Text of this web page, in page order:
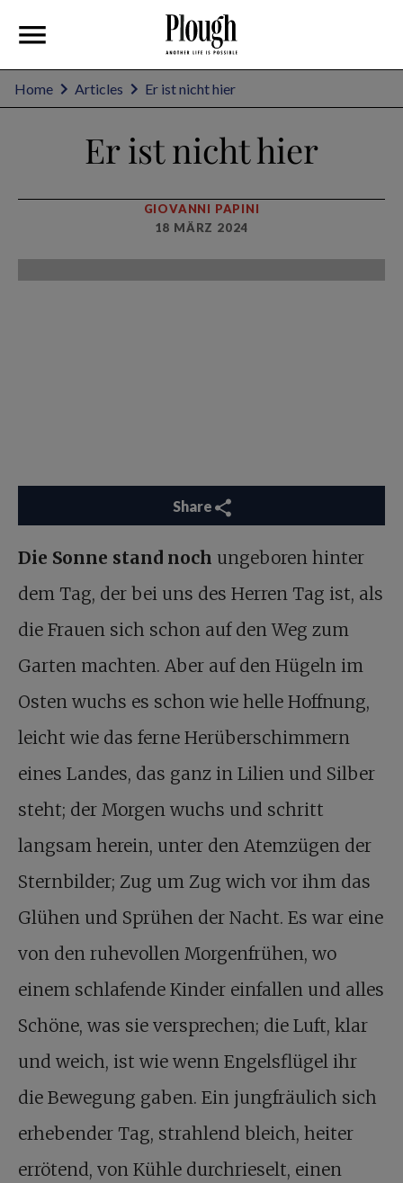
Home Articles Er ist nicht hier
Er ist nicht hier
GIOVANNI PAPINI
18 MÄRZ 2024
Share
Die Sonne stand noch ungeboren hinter
dem Tag, der bei uns des Herren Tag ist, als
die Frauen sich schon auf den Weg zum
Garten machten. Aber auf den Hügeln im
Osten wuchs es schon wie helle Hoffnung,
leicht wie das ferne Herüberschimmern
eines Landes, das ganz in Lilien und Silber
steht; der Morgen wuchs und schritt
langsam herein, unter den Atemzügen der
Sternbilder; Zug um Zug wich vor ihm das
Glühen und Sprühen der Nacht. Es war eine
von den ruhevollen Morgenfrühen, wo
einem schlafende Kinder einfallen und alles
Schöne, was sie versprechen; die Luft, klar
und weich, ist wie wenn Engelsflügel ihr
die Bewegung gaben. Ein jungfräulich sich
erhebender Tag, strahlend bleich, heiter
errötend, von Kühle durchrieselt, einen